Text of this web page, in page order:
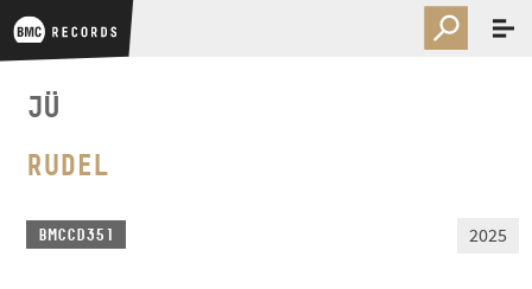
JÜ
RUDEL
BMCCD351 2025